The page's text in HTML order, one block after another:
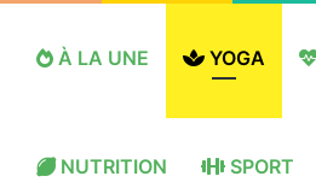
À LA UNE YOGA
NUTRITION SPORT